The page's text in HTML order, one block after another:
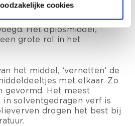
cookies
genoemd, als
verf een ander oplosmiddel
Het oplosmiddel,
grote rol in het
het middel, ‘vernetten’ de
met elkaar. Zo
gevormd. Het meest
solventgedragen verf is
drogen het best bij